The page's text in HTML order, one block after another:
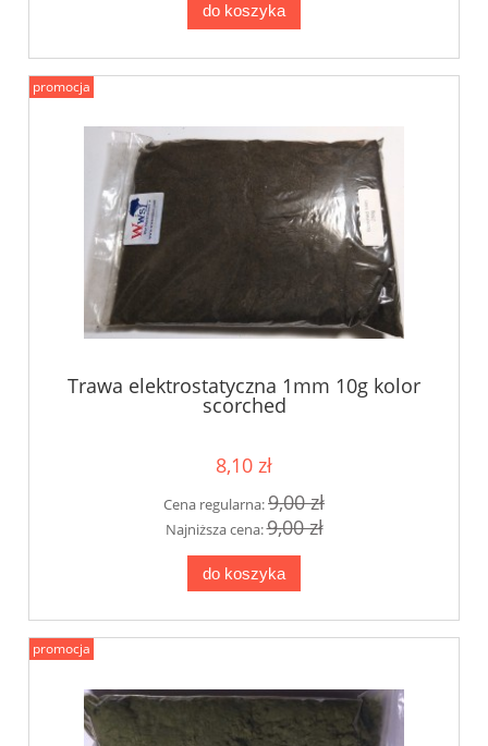
do koszyka
Trawa elektrostatyczna 1mm 10g kolor
scorched
8,10 zł
Cena regularna:9,00 zł
Najniższa cena:9,00 zł
do koszyka
promocja
promocja